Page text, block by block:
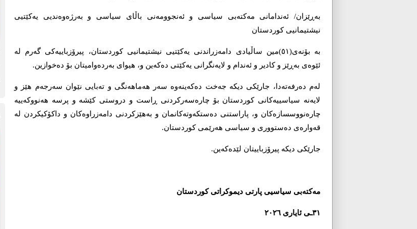
بەڕێزان/ ئەندامانی مەکتەبی سیاسی و ئەنجوومەنی باڵای سیاسی و بەرژەوەندیی یەکێتیی
نیشتیمانیی کوردستان
بە بۆنەی(٥١)مین ساڵیادی دامەزراندنی یەکێتیی نیشتیمانیی کوردستان، پیرۆزباییەکی گەرم لە
ئێوەی بەڕێز و کادیر و ئەندام و لایەنگرانی یەکێتی دەکەین و، ھیوای بەردەوامیتان بۆ دەخوازین.
لەم دەرفەتەدا، جارێکی دیکە جەخت دەکەینەوە سەر ھەماھەنگی و تەبایی نێوان سەرجەم ھێز و
لایەنە سیاسییەکانی کوردستان بۆ چارەسەرکردنی ڕاست و دروستی کێشە و پرسە ھەنووکەییە
چارەنووسسازەکان و، پاراستنی دەستکەوتەکانمان و بەھێزکردنی دامەزراوەکان و داکۆکیکردن لە
قەوارەی دەستووری و سیاسی ھەرێمی کوردستان.
جارێکی دیکە پیرۆزباییتان لێدەکەین.
مەکتەبی سیاسیی پارتی دیموکراتی کوردستان
٣١ـی ئایاری ٢٠٢٦